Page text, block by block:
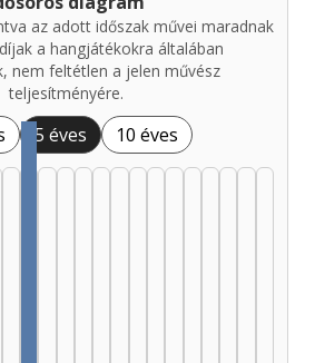
az adott időszak művei maradnak
a hangjátékokra általában
nem feltétlen a jelen művész
teljesítményére.
5 éves 10 éves